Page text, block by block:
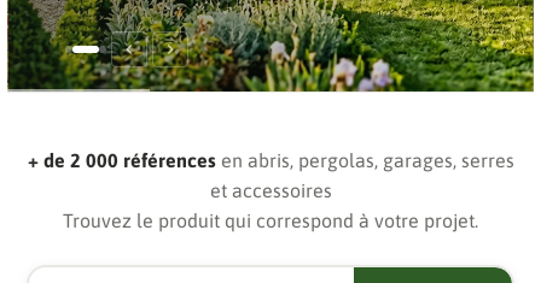
+ de 2 000 référencesen abris, pergolas, garages, serres
et accessoires
Trouvez le produit qui correspond à votre projet.